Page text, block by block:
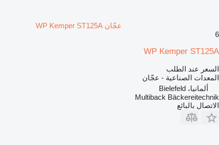
عجّان WP Kemper ST125A
6
WP Kemper ST125A
السعر عند الطلب
المعدات الصناعية - عجّان
ألمانيا، Bielefeld
Multiback Bäckereitechnik
الاتصال بالبائع